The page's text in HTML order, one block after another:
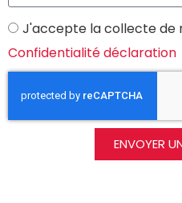
J'accepte la collecte de
Confidentialité déclaration
ENVOYER